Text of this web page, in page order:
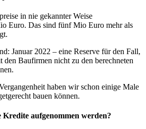
in nie gekannter Weise
Euro. Das sind fünf Mio Euro mehr als
Januar 2022 – eine Reserve für den Fall,
den Baufirmen nicht zu den berechneten
haben wir schon einige Male
bauen können.
Kredite aufgenommen werden?